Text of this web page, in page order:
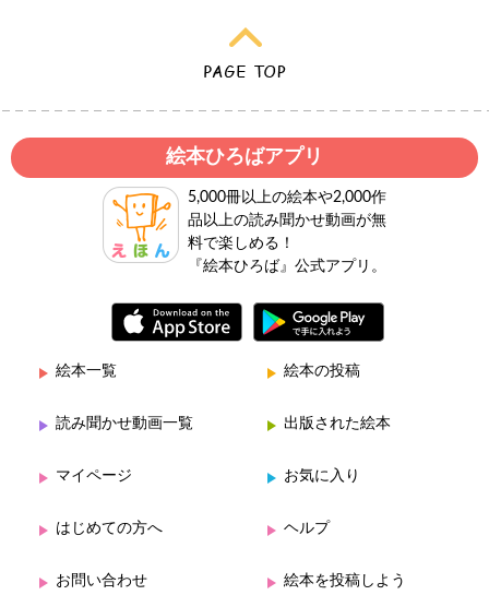
絵本ひろばアプリ
5,000冊以上の絵本や2,000作
品以上の読み聞かせ動画が無
料で楽しめる！
『絵本ひろば』公式アプリ。
絵本一覧 絵本の投稿
読み聞かせ動画一覧 出版された絵本
マイページ お気に入り
はじめての方へ ヘルプ
お問い合わせ 絵本を投稿しよう